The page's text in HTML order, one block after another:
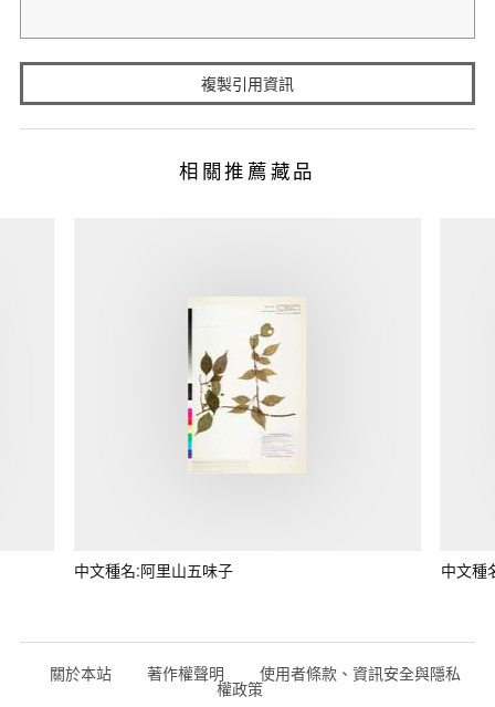
複製引用資訊
相關推薦藏品
中文種名:阿里山五味子 中文種
關於本站 著作權聲明 使用者條款、資訊安全與隱私
權政策